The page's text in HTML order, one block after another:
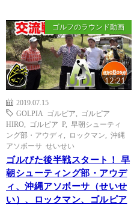
ゴルフのラウンド動画
12:21
2019.07.15
GOLPIA ゴルピア
ゴルピア
HIRO
ゴルピア P
早朝シューティ
ング部・アウディ
ロックマン
沖縄
アソボーサ せいせい
ゴルぴた後半戦スタート！ 早
朝シューティング部・アウデ
ィ、沖縄アソボーサ（せいせ
い）、ロックマン、ゴルピア